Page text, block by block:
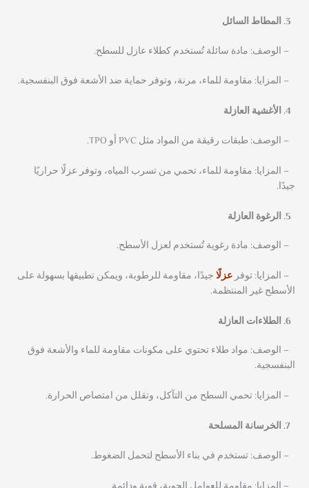
المطاط السائل
– الوصف: مادة سائلة تُستخدم كطلاء عازل للسطح.
– المزايا: مقاومة للماء، مرنة، وتوفر حماية ضد الأشعة فوق البنفسجية.
الأغشية العازلة
– الوصف: طبقات رقيقة من المواد مثل PVC أو TPO.
– المزايا: مقاومة للماء، تحمي من تسرب المياه، وتوفر عزلًا حراريًا
جيدًا.
الرغوة العازلة
– الوصف: مادة رغوية تُستخدم لعزل الأسطح.
– المزايا: توفر عزلًاجيدًا، مقاومة للرطوبة، ويمكن تطبيقها بسهولة على
الأسطح غير المنتظمة.
الطلاءات العازلة
– الوصف: مواد طلاء تحتوي على مكونات مقاومة للماء والأشعة فوق
البنفسجية.
– المزايا: تحمي السطح من التآكل، وتقلل من امتصاص الحرارة.
الخرسانة المسلحة
– الوصف: تستخدم في بناء الأسطح لتحمل الضغوط.